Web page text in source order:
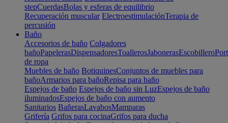
stepCuerdasBolas y esferas de equilibrio
Recuperación muscular ElectroestimulaciónTerapia de
percusión
Baño
Accesorios de baño Colgadores
bañoPapelerasDispensadoresToallerosJabonerasEscobillero
de ropa
Muebles de baño BotiquinesConjuntos de muebles para
bañoArmarios para bañoRepisa para baño
Espejos de baño Espejos de baño sin LuzEspejos de baño
iluminadosEspejos de baño con aumento
Sanitarios BañerasLavabosMamparas
Grifería Grifos para cocinaGrifos para ducha